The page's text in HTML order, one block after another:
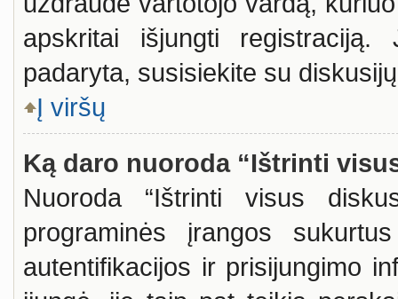
apskritai išjungti
padaryta, susisiekite su
Į viršų
Ką daro nuoroda “Ištrinti
Nuoroda “Ištrinti visus
programinės įrangos
autentifikacijos ir prisijungimo